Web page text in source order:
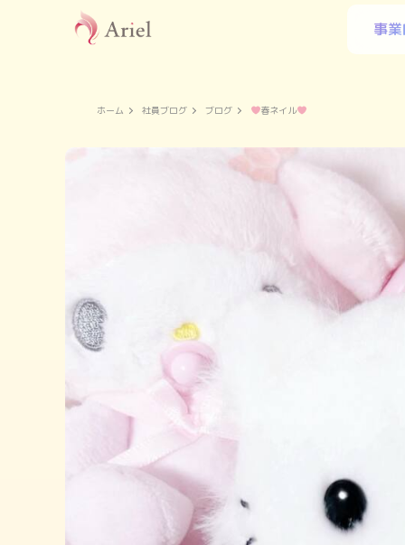
事
ホーム 社員ブログ ブログ 春ネイル